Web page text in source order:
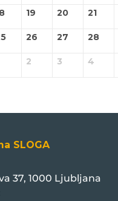
19 20 21
26 27 28
2 3 4
SLOGA
37, 1000 Ljubljana